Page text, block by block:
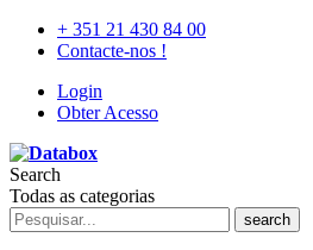
+ 351 21 430 84 00
Contacte-nos !
Login
Obter Acesso
Search
Todas as categorias
search